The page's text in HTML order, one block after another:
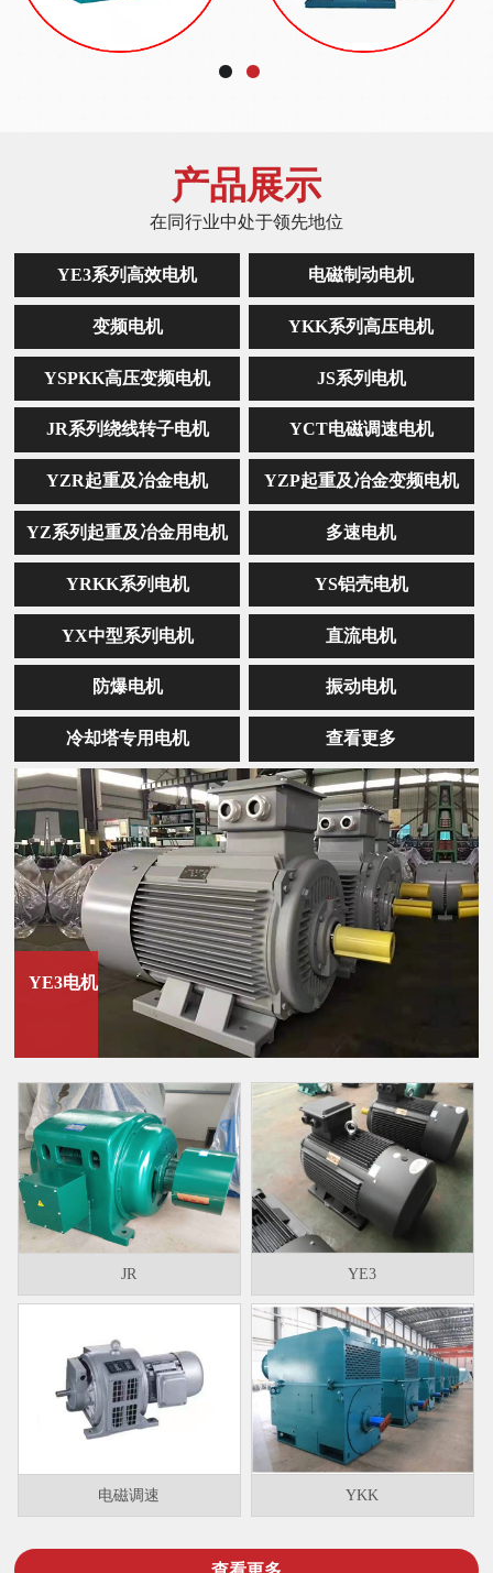
产品展示
在同行业中处于领先地位
YE3系列高效电机 电磁制动电机
变频电机 YKK系列高压电机
YSPKK高压变频电机 JS系列电机
JR系列绕线转子电机 YCT电磁调速电机
YZR起重及冶金电机 YZP起重及冶金变频电机
YZ系列起重及冶金用电机 多速电机
YRKK系列电机 YS铝壳电机
YX中型系列电机 直流电机
防爆电机 振动电机
冷却塔专用电机 查看更多
YE3电机
JR YE3
电磁调速 YKK